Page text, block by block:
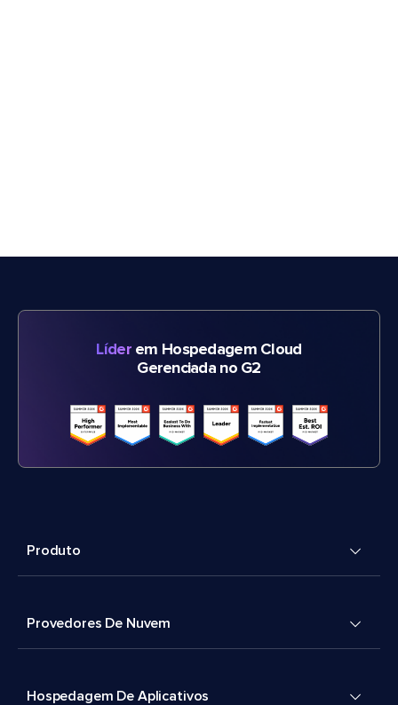
Líderem Hospedagem Cloud
Gerenciada no G2
Produto
Provedores De Nuvem
Hospedagem De Aplicativos